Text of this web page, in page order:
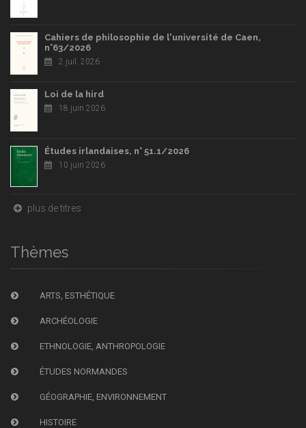
Cahiers de philosophie de l'université de Caen,
n°63/2026
2 juil. 2026
Loi de la hird
18 juin 2026
Études irlandaises, n° 51.1/2026
10 juin 2026
plus de titres
Thèmes
ARTS, ESTHÉTIQUE
ARCHÉOLOGIE
ETHNOLOGIE, ANTHROPOLOGIE
ÉTUDES NORMANDES
GÉOGRAPHIE, ENVIRONNEMENT
HISTOIRE